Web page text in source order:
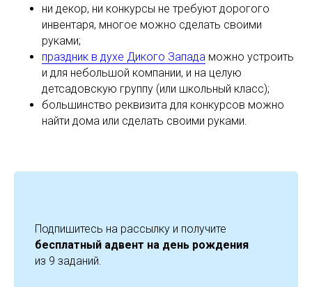
ни декор, ни конкурсы не требуют дорогого
инвентаря, многое можно сделать своими
руками;
праздник в духе Дикого Запада можно устроить
и для небольшой компании, и на целую
детсадовскую группу (или школьный класс);
большинство реквизита для конкурсов можно
найти дома или сделать своими руками.
Подпишитесь на рассылку и получите
бесплатный адвент на день рождения
из 9 заданий.